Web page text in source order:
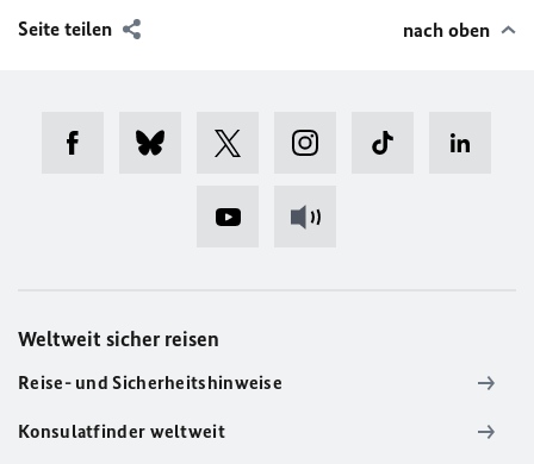
Seite teilen nach oben
Weltweit sicher reisen
Reise- und Sicherheitshinweise
Konsulatfinder weltweit